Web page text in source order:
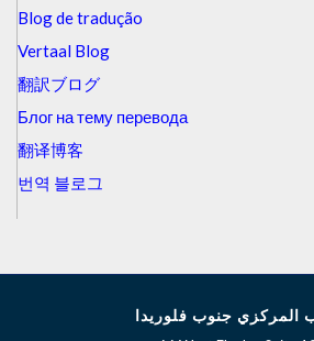
Blog de tradução
Vertaal Blog
翻訳ブログ
Блог на тему перевода
翻译博客
번역 블로그
المركزي جنوب فلوريدا